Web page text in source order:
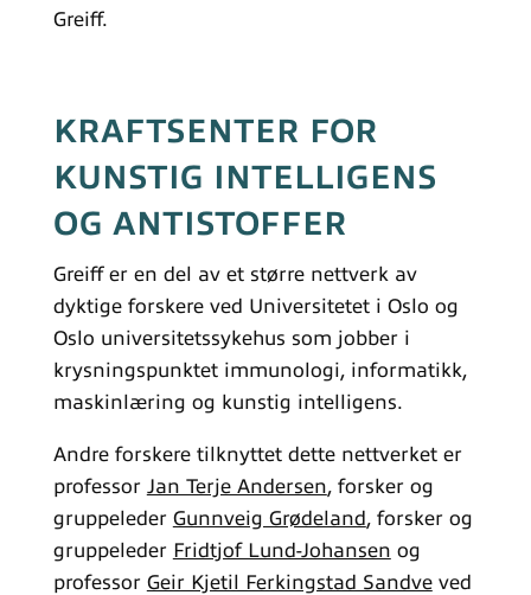
Greiff.
KRAFTSENTER FOR
KUNSTIG INTELLIGENS
OG ANTISTOFFER
Greiff er en del av et større nettverk av
dyktige forskere ved Universitetet i Oslo og
Oslo universitetssykehus som jobber i
krysningspunktet immunologi, informatikk,
maskinlæring og kunstig intelligens.
Andre forskere tilknyttet dette nettverket er
professor Jan Terje Andersen, forsker og
gruppeleder Gunnveig Grødeland, forsker og
gruppeleder Fridtjof Lund-Johansen og
professor Geir Kjetil Ferkingstad Sandveved